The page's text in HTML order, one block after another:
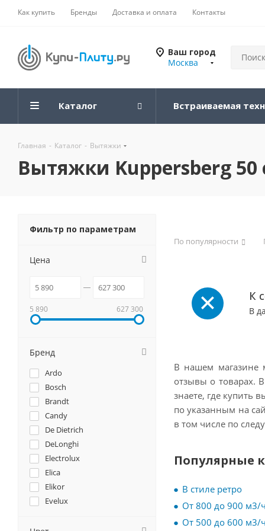
Как купить Бренды Доставка и оплата Контакты
Ваш город
Москва
Каталог Встраиваемая
Главная - Каталог - Вытяжки
Вытяжки Kuppersberg 50
По популярности
К
В
В нашем магазине
отзывы о товарах.
знаете, где купить
по указанным на
в том числе по
Популярные
В стиле ретро
От 800 до 900 м3/
От 500 до 600 м3/
Фильтр по параметрам
Цена
5 890 627 300
Бренд
Ardo
Bosch
Brandt
Candy
De Dietrich
DeLonghi
Electrolux
Elica
Elikor
Evelux